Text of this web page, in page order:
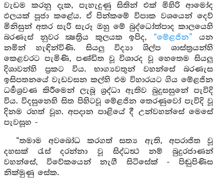
වැඩම කරනු දැක, පැහැදුණු සිතින් එක් මිහිරි ආමෝද
ඵලයක් පූජා කළේය. ඒ පින්කමේ විපාක වශයෙන් දෙව්
මිනිසුන් අතර සැරි සැරූ ඔහු මේ බුද්ධෝත්පාද කාලයෙහි
බරණැස් නුවර ක්‍ෂත්‍රිය කුලයක ඉපිද, “මේළජින” යන
නමින් හැඳින්විණි. සියලු විද්‍යා ශිල්ප ශාස්ත්‍රයන්හි
කෙළවරට පැමිණි, පණ්ඩිත වූ විශාරද වූ හෙතෙම සියලු
දිශාවන්හි ප්‍රකට විය. භාග්‍යවතුන් වහන්සේ බරණැස
ඉසිපතනයේ වැඩවසන කල්හි එම විහාරයට ගිය මේළජින
ධර්‍මශ්‍රවණ කිරීමෙන් ලැබූ ශ්‍රද්ධා ඇතිව බුදුසසුනේ පැවිදි
විය. විදසුනෙහි සිත පිහිටවූ මේළජින තෙරණුවෝ පැවිදි වූ
දිනම රහත් වූහ. අපදාන පාළියේ දී උන්වහන්සේ මෙසේ
පැවසූහ -
“තමාම අවබෝධ කරගත් සත්‍ය ඇති, අපරාජිත වූ
දහසක් රැස් දරන්නා වූ සිද්ධත්‍ථ නම් බුදුරජාණන්
වහන්සේ, විවේකයෙන් නැගී සිටිසේක් - පිඬුපිණිස
නික්මුණු සේක.